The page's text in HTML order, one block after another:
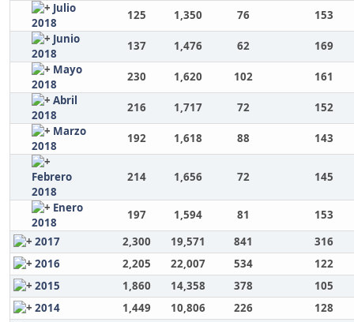
Julio
2018
125 1,350 76
153
Junio
2018
137 1,476 62
169
Mayo
2018
230 1,620 102
161
Abril
2018
216 1,717 72
152
Marzo
2018
192 1,618 88 143
Febrero
2018
214 1,656 72 145
Enero
2018
197 1,594 81
153
2017
2,300 19,571 841
316
2016
2,205 22,007 534
122
2015
1,860 14,358 378
105
2014
1,449 10,806 226
128